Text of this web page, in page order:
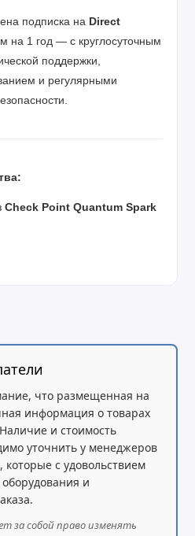
подписка на Direct
на 1 год — с круглосуточным
поддержки,
и регулярными
Check Point Quantum Spark
уровня
канал
управление через
Point Infinity
для малых и средних
филиалов и
что размещенная на
информация о товарах
и стоимость
уточнить у менеджеров
которые с удовольствием
и
за собой право изменять